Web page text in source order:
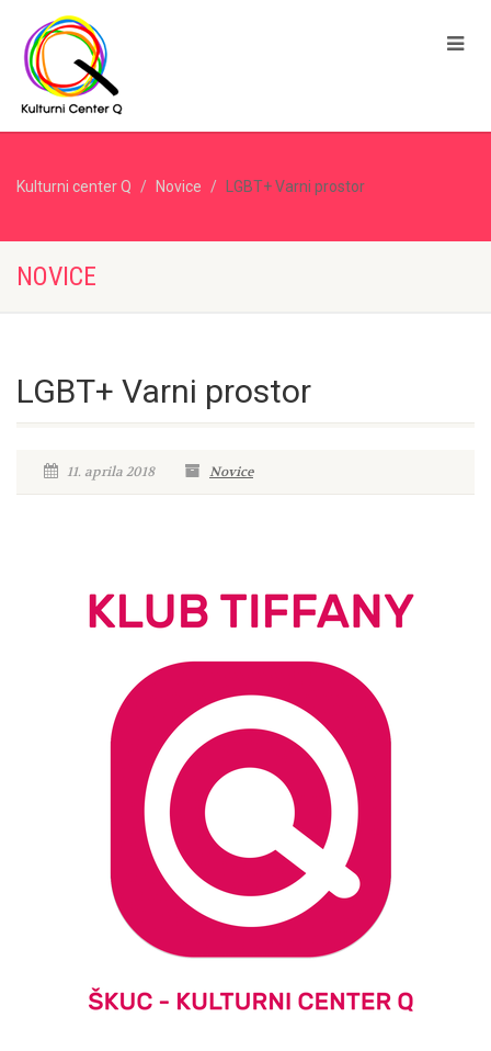
Kulturni center Q Novice LGBT+ Varni prostor
NOVICE
LGBT+ Varni prostor
11. aprila 2018 Novice